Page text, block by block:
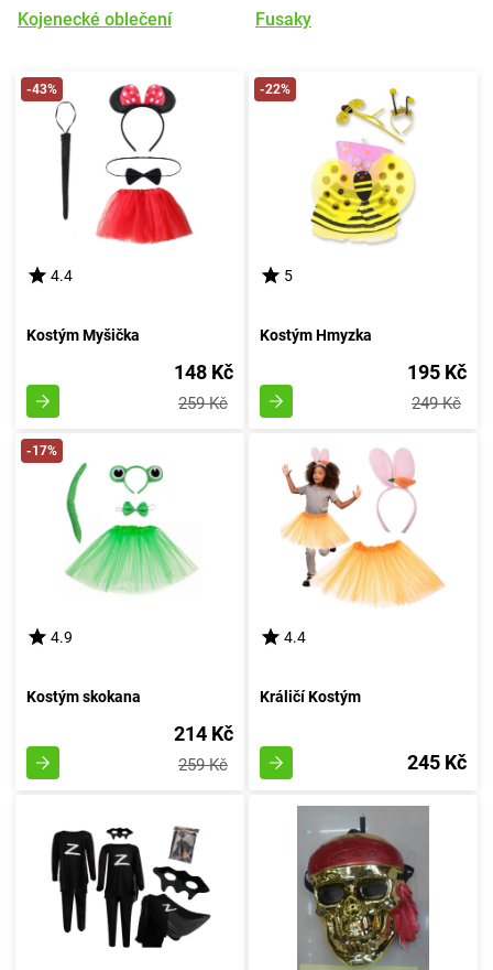
Kojenecké oblečení Fusaky
-43%
4.4
Kostým Myšička
148 Kč
259 Kč
-22%
5
Kostým Hmyzka
195 Kč
249 Kč
-17%
4.9
Kostým skokana
214 Kč
259 Kč
4.4
Králičí Kostým
245 Kč